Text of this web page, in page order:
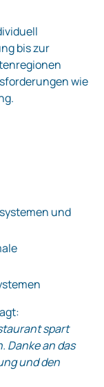
bis zur
wie
und
spart
Danke an das
und den